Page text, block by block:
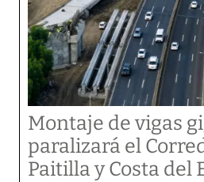
Montaje de vigas
paralizará el
Paitilla y Costa del